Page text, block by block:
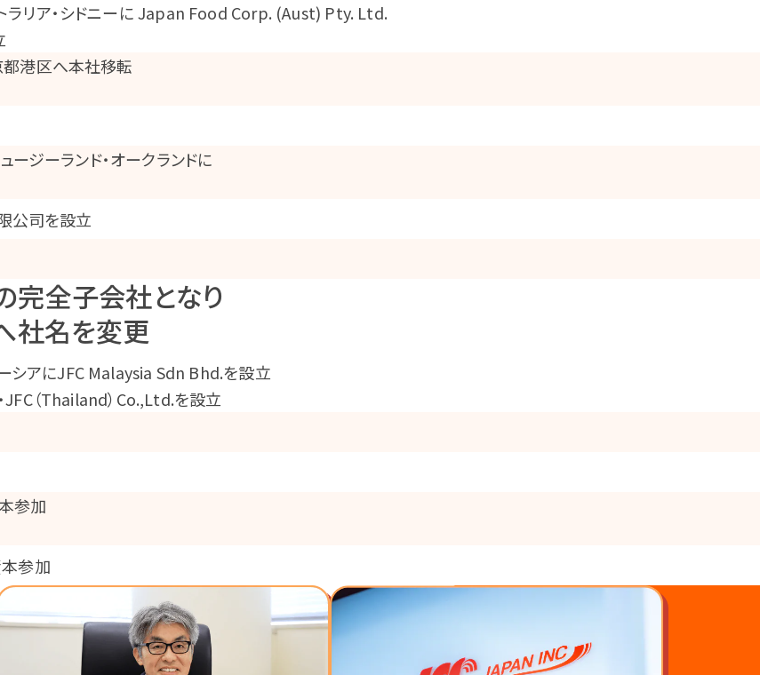
ラリア・シドニーに Japan Food Corp. (Aust) Pty. Ltd.
都港区へ本社移転
ジーランド・オークランドに
公司を設立
完全子会社となり
社名を変更
シアにJFC Malaysia Sdn Bhd.を設立
JFC（Thailand）Co.,Ltd.を設立
参加
本参加